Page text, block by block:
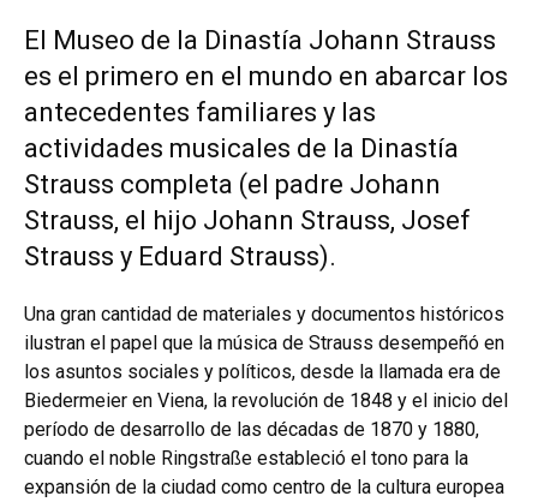
El Museo de la Dinastía Johann Strauss
es el primero en el mundo en abarcar los
antecedentes familiares y las
actividades musicales de la Dinastía
Strauss completa (el padre Johann
Strauss, el hijo Johann Strauss, Josef
Strauss y Eduard Strauss).
Una gran cantidad de materiales y documentos históricos
ilustran el papel que la música de Strauss desempeñó en
los asuntos sociales y políticos, desde la llamada era de
Biedermeier en Viena, la revolución de 1848 y el inicio del
período de desarrollo de las décadas de 1870 y 1880,
cuando el noble Ringstraße estableció el tono para la
expansión de la ciudad como centro de la cultura europea